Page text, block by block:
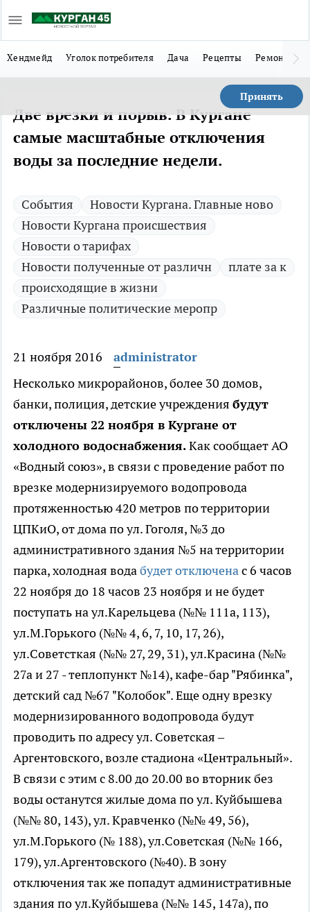
Хендмейд Уголок потребителя Дача Рецепты Ремонт
Принять
Две врезки и порыв. В Кургане
самые масштабные отключения
воды за последние недели.
Cобытия
Новости Кургана. Главные ново
Новости Кургана происшествия
Новости о тарифах
Новости полученные от различн
плате за к
происходящие в жизни
Различные политические меропр
21 ноября 2016
administrator
Несколько микрорайонов, более 30 домов,
банки, полиция, детские учреждения будут
отключены 22 ноября в Кургане от
холодного водоснабжения.Как сообщает АО
«Водный союз», в связи с проведение работ по
врезке модернизируемого водопровода
протяженностью 420 метров по территории
ЦПКиО, от дома по ул. Гоголя, №3 до
административного здания №5 на территории
парка, холодная водабудет отключенас 6 часов
22 ноября до 18 часов 23 ноября и не будет
поступать на ул.Карельцева (№№ 111а, 113),
ул.М.Горького (№№ 4, 6, 7, 10, 17, 26),
ул.Советсткая (№№ 27, 29, 31), ул.Красина (№№
27а и 27 - теплопункт №14), кафе-бар "Рябинка",
детский сад №67 "Колобок". Еще одну врезку
модернизированного водопровода будут
проводить по адресу ул. Советская –
Аргентовского, возле стадиона «Центральный».
В связи с этим с 8.00 до 20.00 во вторник без
воды останутся жилые дома по ул. Куйбышева
(№№ 80, 143), ул. Кравченко (№№ 49, 56),
ул.М.Горького (№ 188), ул.Советская (№№ 166,
179), ул.Аргентовского (№40). В зону
отключения так же попадут административные
здания по ул.Куйбышева (№№ 145, 147а), по